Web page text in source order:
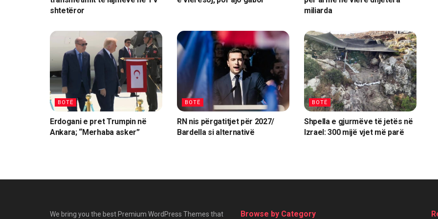
shtetëror
miliarda
BOTË
Erdogani e pret Trumpin në
Ankara; “Merhaba asker”
BOTË
RN nis përgatitjet për 2027/
Bardella si alternativë
BOTË
Shpella e gjurmëve të jetës në
Izrael: 300 mijë vjet më parë
We bring you the best Premium WordPress Themes that Browse by Category